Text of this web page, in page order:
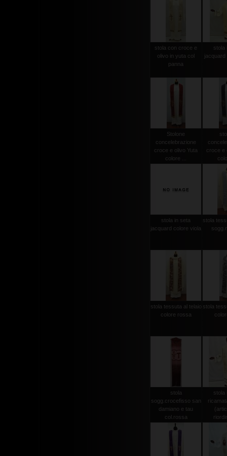
stola con croce e
olivo in yuta col
panna
stola
Stolone
concelebrazione
croce e olivo Yuta
colore ...
croce e
stola in seta
jacquard colore viola
stola
stola tessuta al telaio
colore rossa
stola
stola
sogg.crocefisso san
damiano e tau
col.rossa
stola